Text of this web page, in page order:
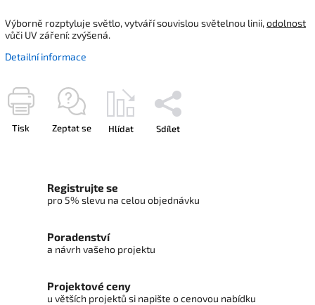
Výborně rozptyluje světlo, vytváří souvislou světelnou linii,odolnost
vůči UV záření: zvýšená.
Detailní informace
Tisk Zeptat se Hlídat Sdílet
Registrujte se
pro 5% slevu na celou objednávku
Poradenství
a návrh vašeho projektu
Projektové ceny
u větších projektů si napište o cenovou nabídku